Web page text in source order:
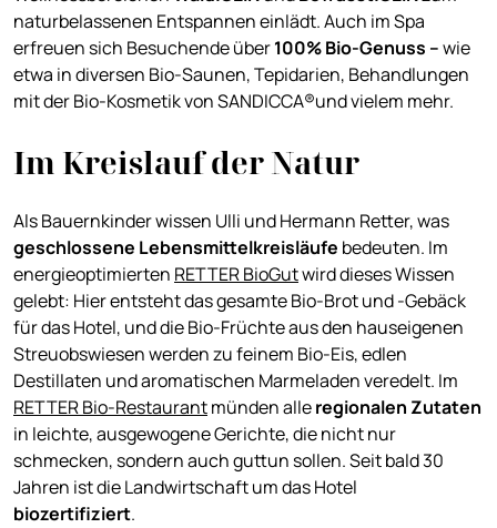
naturbelassenen Entspannen einlädt. Auch im Spa
erfreuen sich Besuchende über100% Bio-Genuss –wie
etwa in diversen Bio-Saunen, Tepidarien, Behandlungen
mit der Bio-Kosmetik von SANDICCA®und vielem mehr.
Im Kreislauf der Natur
Als Bauernkinder wissen Ulli und Hermann Retter, was
geschlossene Lebensmittelkreisläufe bedeuten. Im
energieoptimierten RETTER BioGutwird dieses Wissen
gelebt: Hier entsteht das gesamte Bio-Brot und -Gebäck
für das Hotel, und die Bio-Früchte aus den hauseigenen
Streuobswiesen werden zu feinem Bio-Eis, edlen
Destillaten und aromatischen Marmeladen veredelt. Im
RETTER Bio-Restaurantmünden alleregionalen Zutaten
in leichte, ausgewogene Gerichte, die nicht nur
schmecken, sondern auch guttun sollen. Seit bald 30
Jahren ist die Landwirtschaft um das Hotel
biozertifiziert.